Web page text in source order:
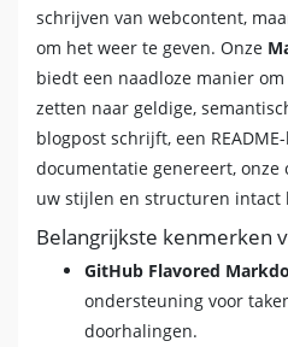
schrijven van webcontent,
om het weer te geven. Onze
biedt een naadloze manier
zetten naar geldige,
blogpost schrijft, een
documentatie genereert,
uw stijlen en structuren intact
Belangrijkste kenmerken
GitHub Flavored
ondersteuning voor
doorhalingen.